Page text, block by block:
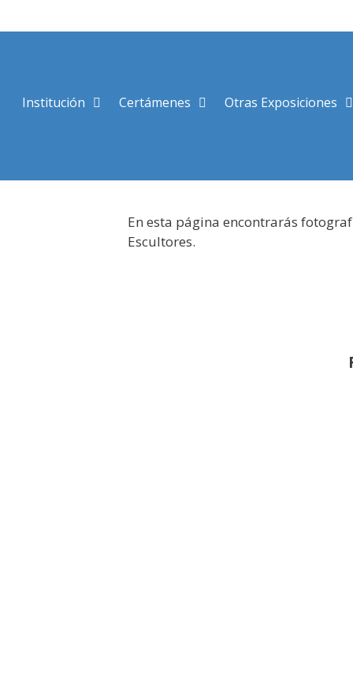
al
Institución Certámenes Otras Exposiciones
En esta página encontrarás
Escultores.